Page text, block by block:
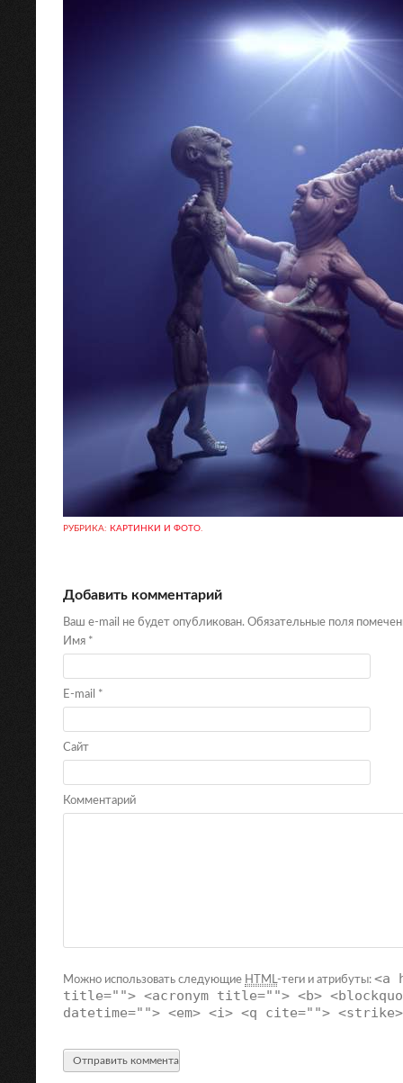
РУБРИКА: КАРТИНКИ И ФОТО
Добавить комментарий
Ваш e-mail не будет опубликован. Обязательные поля
Имя *
E-mail *
Сайт
Комментарий
Можно использовать следующие HTML -теги и атрибуты: <a
title=""> <acronym title=""> <b>
datetime=""> <em> <i> <q cite="">